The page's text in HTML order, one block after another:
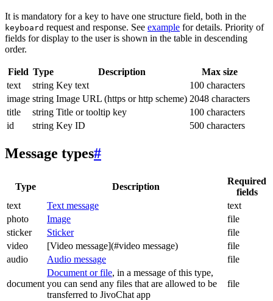
It is mandatory for a key to have one structure field, both in the
keyboard request and response. See example for details. Priority of
fields for display to the user is shown in the table in descending
order.
Field Type Description
Max size
text
string Key text
100 characters
image string Image URL (https or http scheme) 2048 characters
title
string Title or tooltip key
100 characters
id
string Key ID 500 characters
Message types#
Type Description
Required
fields
text
Text message
text
photo
Image
file
sticker
Sticker
file
video
[Video message](#video message)
file
audio
Audio message file
document
Document or file, in a message of this type,
you can send any files that are allowed to be
transferred to JivoChat app
file